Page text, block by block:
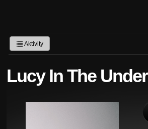
Aktivity
Lucy In The